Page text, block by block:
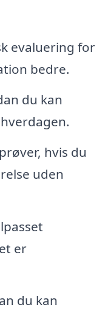
evaluering for
bedre.
du kan
hvis du
uden
er
du kan